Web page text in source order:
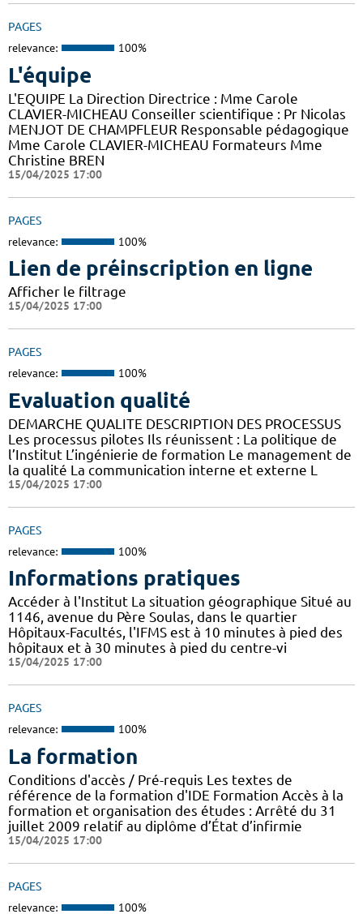
PAGES
relevance: 100%
L'équipe
L'EQUIPE La Direction Directrice : Mme Carole
CLAVIER-MICHEAU Conseiller scientifique : Pr Nicolas
MENJOT DE CHAMPFLEUR Responsable pédagogique
Mme Carole CLAVIER-MICHEAU Formateurs Mme
Christine BREN
15/04/2025 17:00
PAGES
relevance: 100%
Lien de préinscription en ligne
Afficher le filtrage
15/04/2025 17:00
PAGES
relevance: 100%
Evaluation qualité
DEMARCHE QUALITE DESCRIPTION DES PROCESSUS
Les processus pilotes Ils réunissent : La politique de
l’Institut L’ingénierie de formation Le management de
la qualité La communication interne et externe L
15/04/2025 17:00
PAGES
relevance: 100%
Informations pratiques
Accéder à l'Institut La situation géographique Situé au
1146, avenue du Père Soulas, dans le quartier
Hôpitaux-Facultés, l'IFMS est à 10 minutes à pied des
hôpitaux et à 30 minutes à pied du centre-vi
15/04/2025 17:00
PAGES
relevance: 100%
La formation
Conditions d'accès / Pré-requis Les textes de
référence de la formation d'IDE Formation Accès à la
formation et organisation des études : Arrêté du 31
juillet 2009 relatif au diplôme d’État d’infirmie
15/04/2025 17:00
PAGES
relevance: 100%